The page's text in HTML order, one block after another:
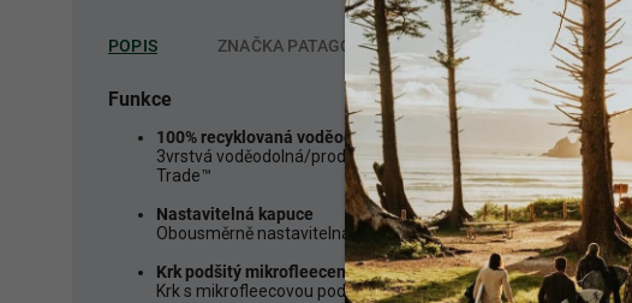
POPIS ZNAČKA PATAGONIA
Funkce
100% recyklovaná voděodolná/prodyšná tkanina na obličej
3vrstvá voděodolná/prodyšná skořepina H2No™ Performance
Trade™
Nastavitelná kapuce
Obousměrně nastavitelná kapuce s laminovaným kšiltem se
Krk podšitý mikrofleecem
Krk s mikrofleecovou podšívkou poskytuje pohodlí a chrání